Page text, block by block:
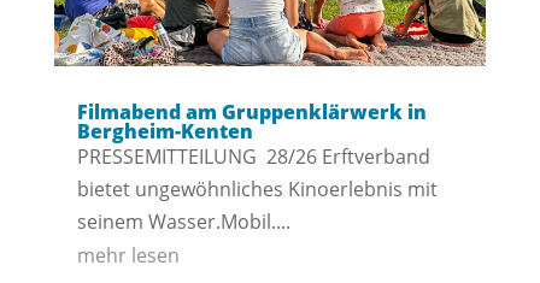
Filmabend am Gruppenklärwerk in
Bergheim-Kenten
PRESSEMITTEILUNG 28/26 Erftverband
bietet ungewöhnliches Kinoerlebnis mit
seinem Wasser.Mobil....
mehr lesen